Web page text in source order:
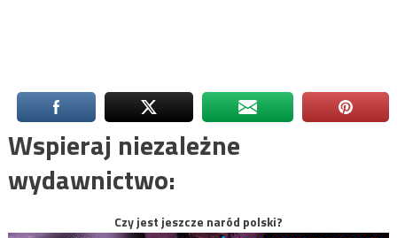
Wspieraj niezależne
wydawnictwo:
Czy jest jeszcze naród polski?